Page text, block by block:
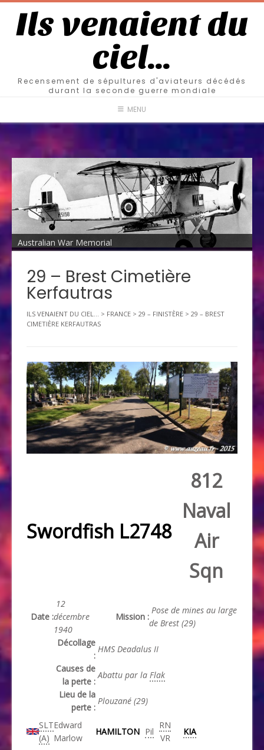
Ils venaient du
ciel…
Recensement de sépultures d'aviateurs décédés
durant la seconde guerre mondiale
MENU
Australian War Memorial
29 – Brest Cimetière
Kerfautras
ILS VENAIENT DU CIEL... > FRANCE > 29 – FINISTÈRE > 29 – BREST
CIMETIÈRE KERFAUTRAS
Swordfish L2748
812
Naval
Air
Sqn
Date :
12
décembre
1940
Mission :
Pose de mines au large
de Brest (29)
Décollage
:
HMS Deadalus II
Causes de
la perte :
Abattu par la Flak
Lieu de la
perte :
Plouzané (29)
SLT
(A)
Edward
Marlow
HAMILTON Pil
RN
VR
KIA